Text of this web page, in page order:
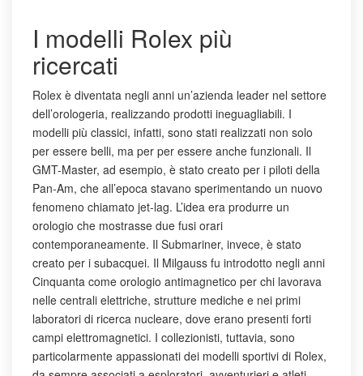
I modelli Rolex più
ricercati
Rolex è diventata negli anni un’azienda leader nel settore
dell’orologeria, realizzando prodotti ineguagliabili. I
modelli più classici, infatti, sono stati realizzati non solo
per essere belli, ma per per essere anche funzionali. Il
GMT-Master, ad esempio, è stato creato per i piloti della
Pan-Am, che all’epoca stavano sperimentando un nuovo
fenomeno chiamato jet-lag. L’idea era produrre un
orologio che mostrasse due fusi orari
contemporaneamente. Il Submariner, invece, è stato
creato per i subacquei. Il Milgauss fu introdotto negli anni
Cinquanta come orologio antimagnetico per chi lavorava
nelle centrali elettriche, strutture mediche e nei primi
laboratori di ricerca nucleare, dove erano presenti forti
campi elettromagnetici. I collezionisti, tuttavia, sono
particolarmente appassionati dei modelli sportivi di Rolex,